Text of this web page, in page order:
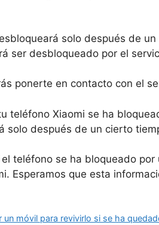
solo después de
ser desbloqueado por el
ponerte en contacto con el
teléfono Xiaomi se ha
solo después de un cierto
teléfono se ha bloqueado
Esperamos que esta
un móvil para revivirlo si se ha